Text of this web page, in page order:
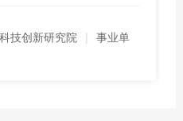
技创新研究院 | 事业单